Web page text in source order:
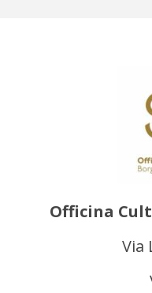
Officina
Via